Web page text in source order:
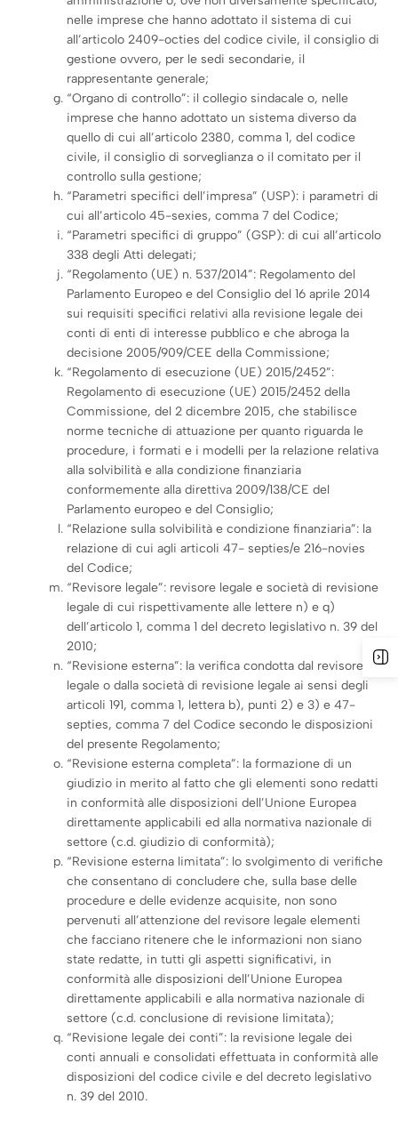
nelle imprese che hanno adottato il sistema di cui
all’articolo 2409-octies del codice civile, il consiglio di
gestione ovvero, per le sedi secondarie, il
rappresentante generale;
“Organo di controllo”: il collegio sindacale o, nelle
imprese che hanno adottato un sistema diverso da
quello di cui all’articolo 2380, comma 1, del codice
civile, il consiglio di sorveglianza o il comitato per il
controllo sulla gestione;
“Parametri specifici dell’impresa” (USP): i parametri di
cui all’articolo 45-sexies, comma 7 del Codice;
“Parametri specifici di gruppo” (GSP): di cui all’articolo
338 degli Atti delegati;
“Regolamento (UE) n. 537/2014”: Regolamento del
Parlamento Europeo e del Consiglio del 16 aprile 2014
sui requisiti specifici relativi alla revisione legale dei
conti di enti di interesse pubblico e che abroga la
decisione 2005/909/CEE della Commissione;
“Regolamento di esecuzione (UE) 2015/2452”:
Regolamento di esecuzione (UE) 2015/2452 della
Commissione, del 2 dicembre 2015, che stabilisce
norme tecniche di attuazione per quanto riguarda le
procedure, i formati e i modelli per la relazione relativa
alla solvibilità e alla condizione finanziaria
conformemente alla direttiva 2009/138/CE del
Parlamento europeo e del Consiglio;
“Relazione sulla solvibilità e condizione finanziaria”: la
relazione di cui agli articoli 47- septies/e 216-novies
del Codice;
“Revisore legale”: revisore legale e società di revisione
legale di cui rispettivamente alle lettere n) e q)
dell’articolo 1, comma 1 del decreto legislativo n. 39 del
2010;
“Revisione esterna”: la verifica condotta dal revisore
legale o dalla società di revisione legale ai sensi degli
articoli 191, comma 1, lettera b), punti 2) e 3) e 47-
septies, comma 7 del Codice secondo le disposizioni
del presente Regolamento;
“Revisione esterna completa”: la formazione di un
giudizio in merito al fatto che gli elementi sono redatti
in conformità alle disposizioni dell’Unione Europea
direttamente applicabili ed alla normativa nazionale di
settore (c.d. giudizio di conformità);
“Revisione esterna limitata”: lo svolgimento di verifiche
che consentano di concludere che, sulla base delle
procedure e delle evidenze acquisite, non sono
pervenuti all’attenzione del revisore legale elementi
che facciano ritenere che le informazioni non siano
state redatte, in tutti gli aspetti significativi, in
conformità alle disposizioni dell’Unione Europea
direttamente applicabili e alla normativa nazionale di
settore (c.d. conclusione di revisione limitata);
“Revisione legale dei conti”: la revisione legale dei
conti annuali e consolidati effettuata in conformità alle
disposizioni del codice civile e del decreto legislativo
n. 39 del 2010.